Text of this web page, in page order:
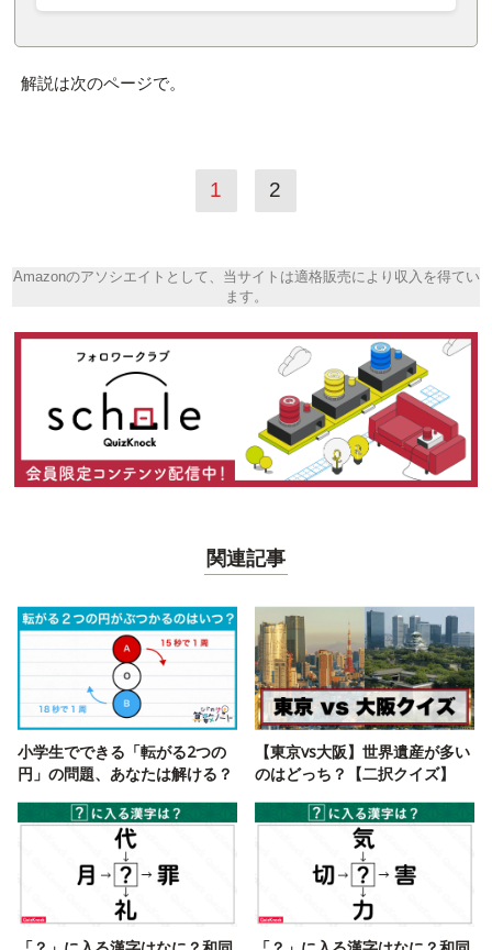
解説は次のページで。
1 2
Amazonのアソシエイトとして、当サイトは適格販売により収入を得てい
ます。
関連記事
小学生でできる「転がる2つの
円」の問題、あなたは解ける？
【東京vs大阪】世界遺産が多い
のはどっち？【二択クイズ】